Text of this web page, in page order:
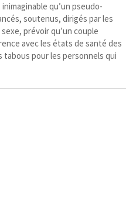
qu’un pseudo-​
soutenus, dirigés par les
prévoir qu’un couple
avec les états de santé des
pour les personnels qui